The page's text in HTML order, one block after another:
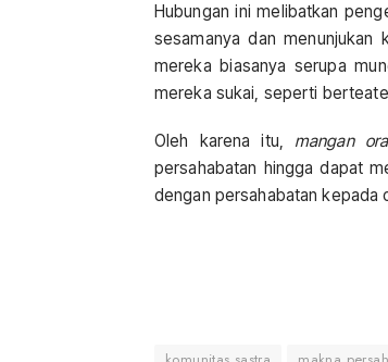
Hubungan ini melibatkan
sesamanya dan menunjukan
mereka biasanya serupa
mereka sukai, seperti
Oleh karena itu, mangan
persahabatan hingga dapat
dengan persahabatan kepada